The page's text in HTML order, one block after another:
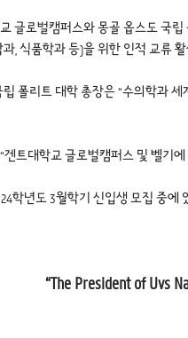
글로벌캠퍼스와 몽골 옵스도 국
, 식품학과 등)을 위한 인적 교류
립 폴리트 대학 총장은 “수의학과
트대학교 글로벌캠퍼스 및 벨기
학년도 3월학기 신입생 모집 중에
“The President of Uvs